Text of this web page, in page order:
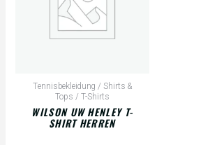
Tennisbekleidung / Shirts &
Tops / T-Shirts
WILSON UW HENLEY T-
SHIRT HERREN